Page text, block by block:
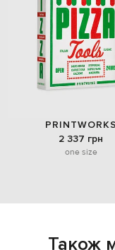
PRINTWORKS
2 337 грн
one size
Також